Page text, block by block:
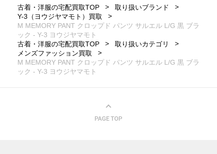
古着・洋服の宅配買取TOP
取り扱いブランド
Y-3（ヨウジヤマモト）買取
M MEMORY PANT クロップド パンツ サルエル L/G 黒 ブラ
ック - Y-3 ヨウジヤマモト
古着・洋服の宅配買取TOP
取り扱いカテゴリ
メンズファッション買取
M MEMORY PANT クロップド パンツ サルエル L/G 黒 ブラ
ック - Y-3 ヨウジヤマモト